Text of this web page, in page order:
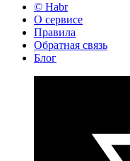
© Habr
О сервисе
Правила
Обратная связь
Блог